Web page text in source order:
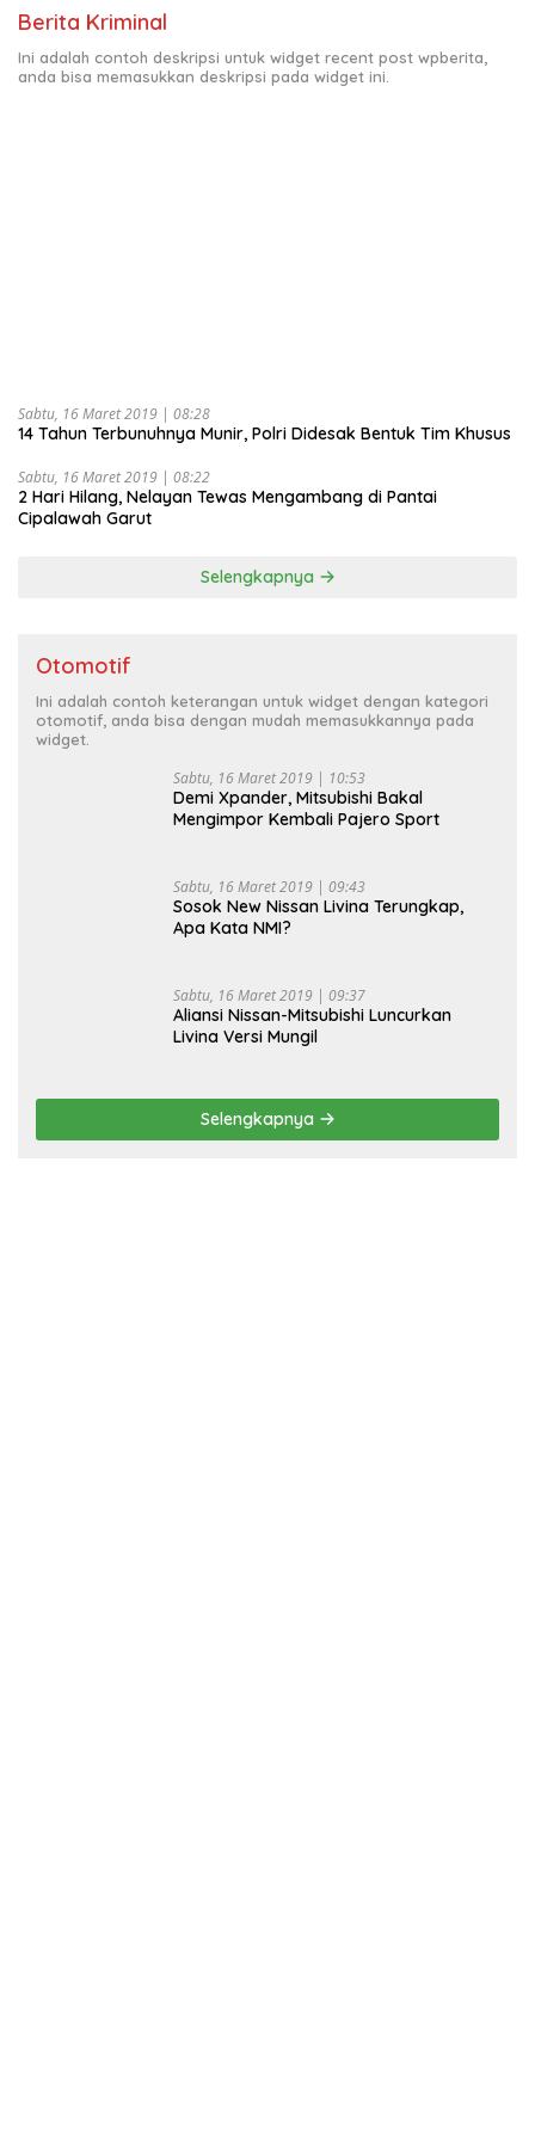
Berita Kriminal
Ini adalah contoh deskripsi untuk widget recent post wpberita,
anda bisa memasukkan deskripsi pada widget ini.
Sabtu, 16 Maret 2019 | 08:28
14 Tahun Terbunuhnya Munir, Polri Didesak Bentuk Tim Khusus
Sabtu, 16 Maret 2019 | 08:22
2 Hari Hilang, Nelayan Tewas Mengambang di Pantai
Cipalawah Garut
Selengkapnya
Otomotif
Ini adalah contoh keterangan untuk widget dengan kategori
otomotif, anda bisa dengan mudah memasukkannya pada
widget.
Sabtu, 16 Maret 2019 | 10:53
Demi Xpander, Mitsubishi Bakal
Mengimpor Kembali Pajero Sport
Sabtu, 16 Maret 2019 | 09:43
Sosok New Nissan Livina Terungkap,
Apa Kata NMI?
Sabtu, 16 Maret 2019 | 09:37
Aliansi Nissan-Mitsubishi Luncurkan
Livina Versi Mungil
Selengkapnya